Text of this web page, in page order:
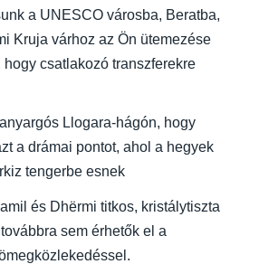
a UNESCO városba, Beratba,
Kruja várhoz az Ön ütemezése
csatlakozó transzferekre
Llogara-hágón, hogy
a drámai pontot, ahol a hegyek
tengerbe esnek
és Dhërmi titkos, kristálytiszta
sem érhetők el a